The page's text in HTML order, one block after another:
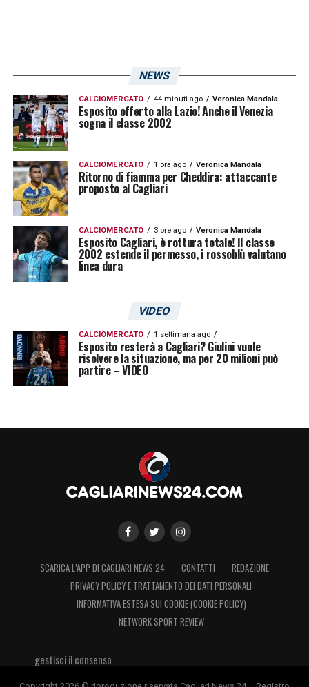
NEWS
CALCIOMERCATO 44 minuti ago Veronica Mandala
Esposito offerto alla Lazio! Anche il Venezia
sogna il classe 2002
CALCIOMERCATO 1 ora ago Veronica Mandala
Ritorno di fiamma per Cheddira: attaccante
proposto al Cagliari
CALCIOMERCATO 3 ore ago Veronica Mandala
Esposito Cagliari, è rottura totale! Il classe
2002 estende il permesso, i rossoblù valutano
linea dura
VIDEO
CALCIOMERCATO 1 settimana ago
Esposito resterà a Cagliari? Giulini vuole
risolvere la situazione, ma per 20 milioni può
partire – VIDEO
SCARICA L’APP DI CAGLIARI NEWS 24 CONTATTI
REDAZIONE
PRIVACY POLICY E TRATTAMENTO DEI DATI PERSONALI
INFORMATIVA ESTESA SUI COOKIE (COOKIE POLICY)
NETWORK SPORT REVIEW
gestisci il consenso